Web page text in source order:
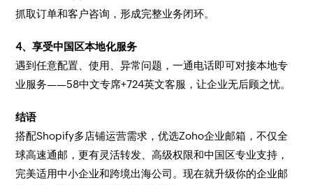
抓取订单和客户咨询，形成完整业务闭环。
4、享受中国区本地化服务
遇到任意配置、使用、异常问题，一通电话即可对接本地专
业服务——58中文专席+724英文客服，让企业无后顾之忧。
结语
搭配Shopify多店铺运营需求，优选Zoho企业邮箱，不仅全
球高速通邮，更有灵活转发、高级权限和中国区专业支持，
完美适用中小企业和跨境出海公司。现在就升级你的企业邮